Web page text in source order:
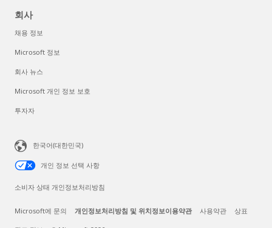
회사
채용 정보
Microsoft 정보
회사 뉴스
Microsoft 개인 정보 보호
투자자
한국어(대한민국)
개인 정보 선택 사항
소비자 상태 개인정보처리방침
Microsoft에 문의 개인정보처리방침 및 위치정보이용약관 사용약관 상표